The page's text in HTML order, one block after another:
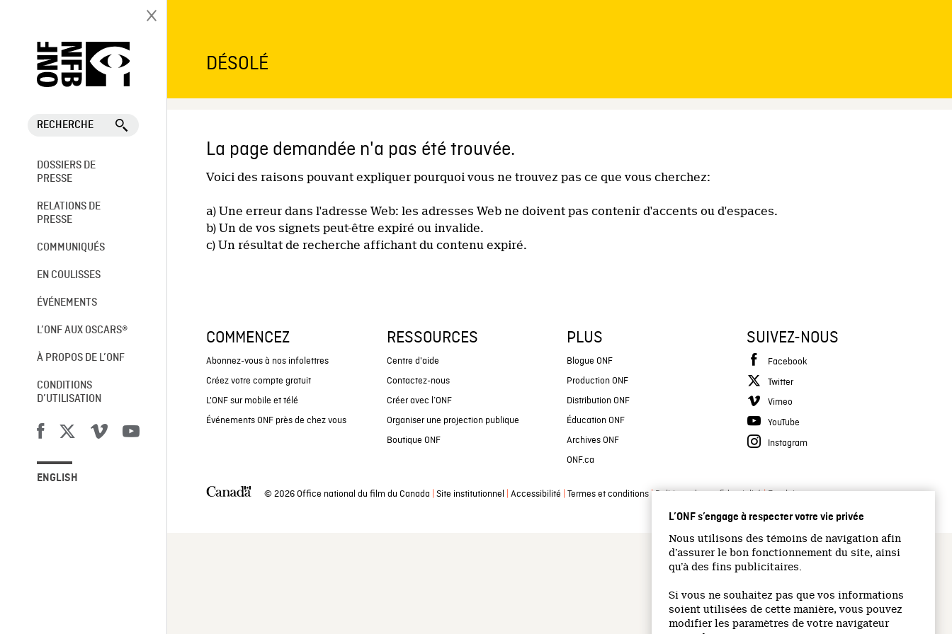
L’ONF s’engage à respecter votre vie privée
Nous utilisons des témoins de navigation afin
d’assurer le bon fonctionnement du site, ainsi
qu’à des fins publicitaires.
Si vous ne souhaitez pas que vos informations
soient utilisées de cette manière, vous pouvez
modifier les paramètres de votre navigateur
RECHERCHE
DOSSIERS DE
PRESSE
RELATIONS DE
PRESSE
COMMUNIQUÉS
EN COULISSES
ÉVÉNEMENTS
L’ONF AUX OSCARS®
À PROPOS DE L’ONF
CONDITIONS
D’UTILISATION
ENGLISH
DÉSOLÉ
La page demandée n'a pas été trouvée.
Voici des raisons pouvant expliquer pourquoi vous ne trouvez pas ce que vous cherchez:
a) Une erreur dans l'adresse Web: les adresses Web ne doivent pas contenir d'accents ou d'espaces.
b) Un de vos signets peut-être expiré ou invalide.
c) Un résultat de recherche affichant du contenu expiré.
COMMENCEZ
Abonnez-vous à nos infolettres
Créez votre compte gratuit
L'ONF sur mobile et télé
Événements ONF près de chez vous
RESSOURCES
Centre d'aide
Contactez-nous
Créer avec l’ONF
Organiser une projection publique
Boutique ONF
PLUS
Blogue ONF
Production ONF
Distribution ONF
Éducation ONF
Archives ONF
ONF.ca
SUIVEZ-NOUS
Facebook
Twitter
Vimeo
YouTube
Instagram
© 2026 Office national du film du Canada Site institutionnel Accessibilité Termes et conditions | Politique de confidentialité|Emplois